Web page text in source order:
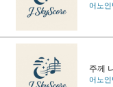
어노
주께
어노